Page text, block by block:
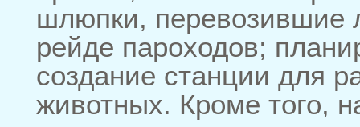
шлюпки, перевозившие
рейде пароходов;
создание станции для
животных. Кроме того,